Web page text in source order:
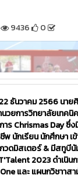
9436 0
ธันวาคม 2566​ นาย
วยการวิทยาลัยเทคนิ
าร Chrismas Day
พ นักเรียน นักศึกษา เ
วดมิสเตอร์ & มีสทูบีนั
2023 ดำเนิน
และ แผนกวิชาา